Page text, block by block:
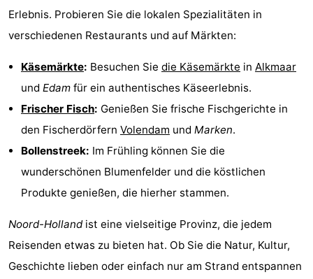
Erlebnis. Probieren Sie die lokalen Spezialitäten in
verschiedenen Restaurants und auf Märkten:
Käsemärkte: Besuchen Sie die Käsemärkte in Alkmaar
und Edam für ein authentisches Käseerlebnis.
Frischer Fisch: Genießen Sie frische Fischgerichte in
den Fischerdörfern Volendam und Marken.
Bollenstreek: Im Frühling können Sie die
wunderschönen Blumenfelder und die köstlichen
Produkte genießen, die hierher stammen.
Noord-Hollandist eine vielseitige Provinz, die jedem
Reisenden etwas zu bieten hat. Ob Sie die Natur, Kultur,
Geschichte lieben oder einfach nur am Strand entspannen